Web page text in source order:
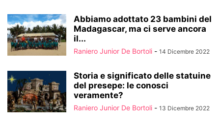
Abbiamo adottato 23 bambini del
Madagascar, ma ci serve ancora
il...
Raniero Junior De Bortoli - 14 Dicembre 2022
Storia e significato delle statuine
del presepe: le conosci
veramente?
Raniero Junior De Bortoli - 13 Dicembre 2022